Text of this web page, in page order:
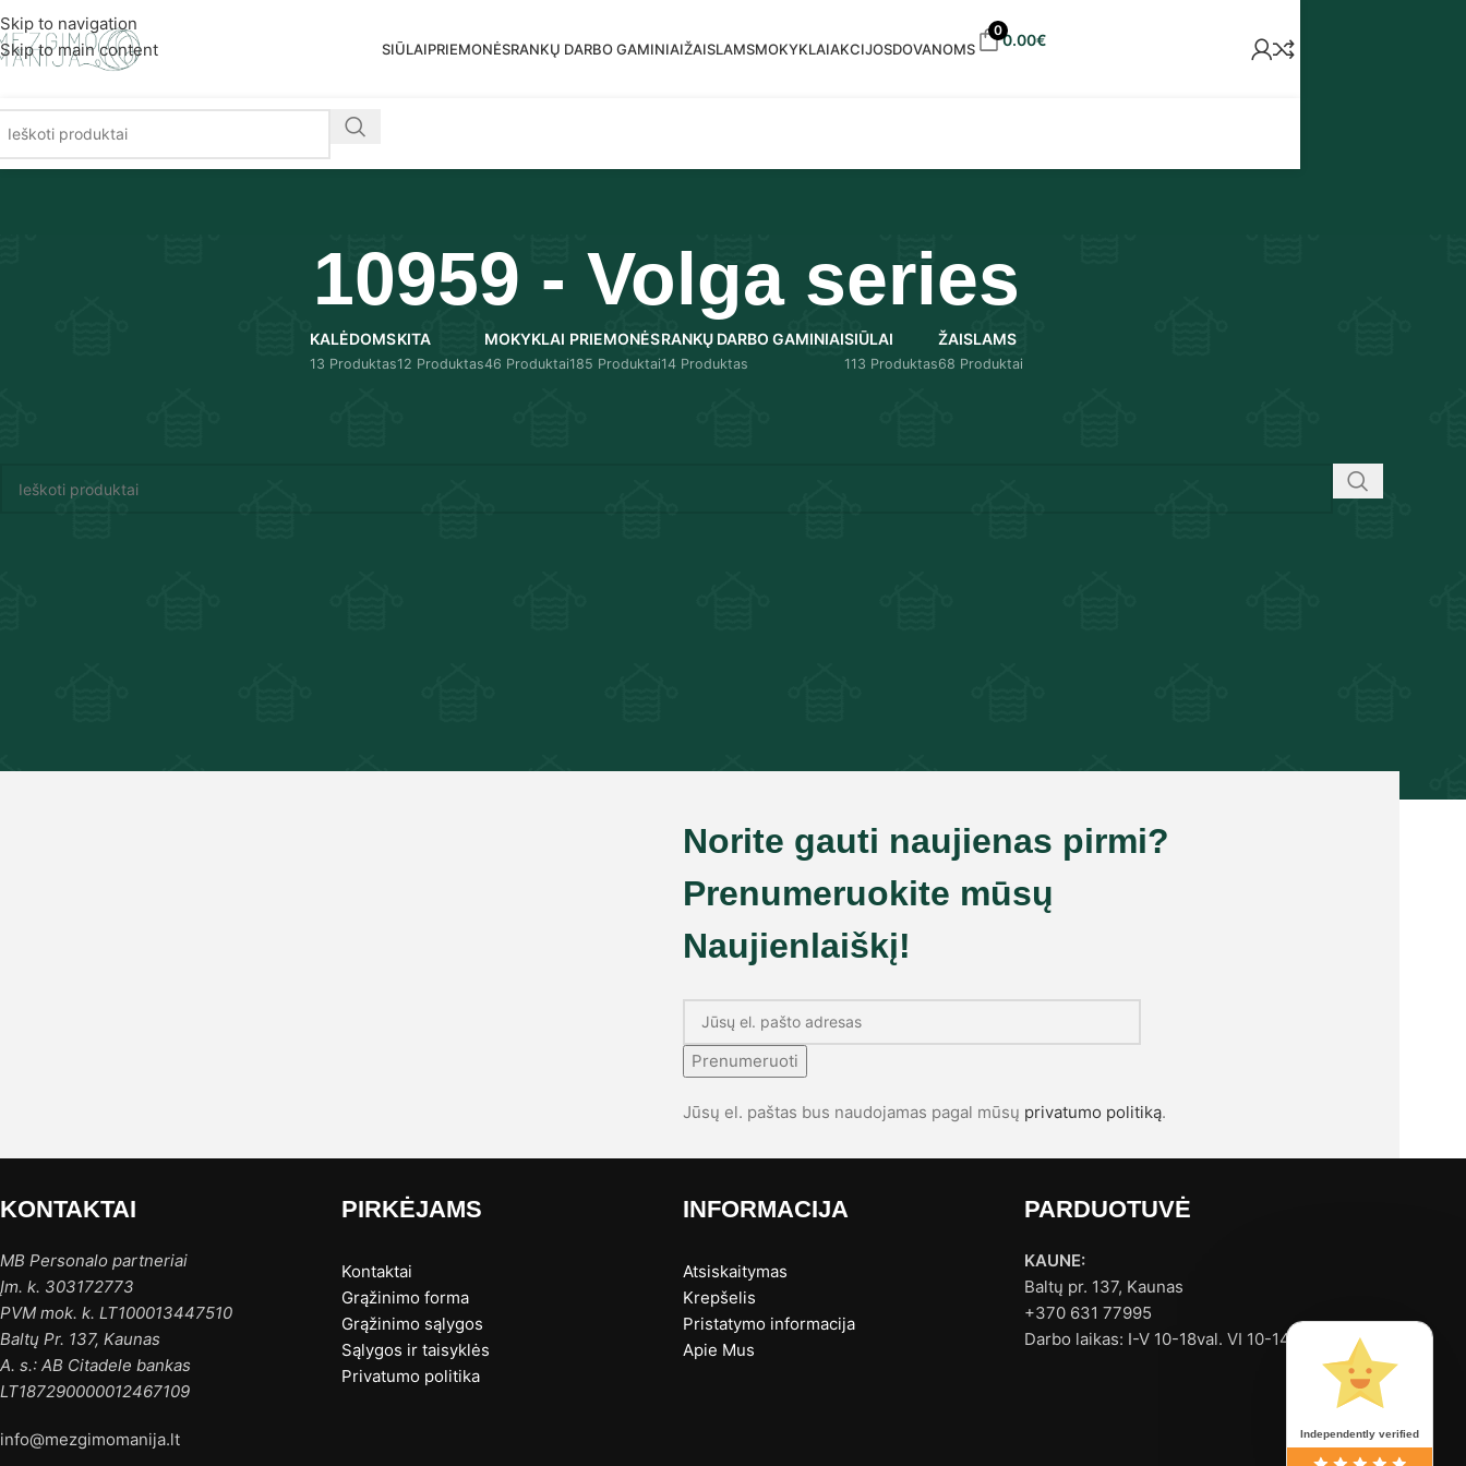
Skip to navigation
Skip to main content
SIŪLAIPRIEMONĖSRANKŲ DARBO GAMINIAIŽAISLAMSMOKYKLAIAKCIJOSDOVANOMS
00.00€
10959 - Volga series
KALĖDOMS
13 Produktas
KITA
12 Produktas
MOKYKLAI
46 Produktai
PRIEMONĖS
185 Produktai
RANKŲ DARBO GAMINIAI
14 Produktas
SIŪLAI
113 Produktas
ŽAISLAMS
68 Produktai
Norite gauti naujienas pirmi?
Prenumeruokite mūsų
Naujienlaiškį!
Prenumeruoti
Jūsų el. paštas bus naudojamas pagal mūsų privatumo politiką.
KONTAKTAI
MB Personalo partneriai
Įm. k. 303172773
PVM mok. k. LT100013447510
Baltų Pr. 137, Kaunas
A. s.: AB Citadele bankas
LT187290000012467109
info@mezgimomanija.lt
PIRKĖJAMS
Kontaktai
Grąžinimo forma
Grąžinimo sąlygos
Sąlygos ir taisyklės
Privatumo politika
INFORMACIJA
Atsiskaitymas
Krepšelis
Pristatymo informacija
Apie Mus
PARDUOTUVĖ
KAUNE:
Baltų pr. 137, Kaunas
+370 631 77995
Darbo laikas: I-V 10-18val. VI 10-14val.
Independently verified